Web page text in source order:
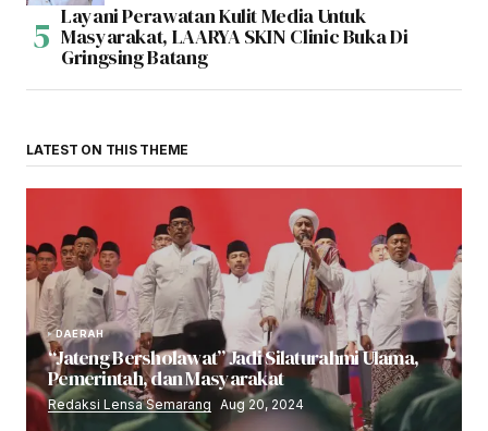
Layani Perawatan Kulit Media Untuk
Masyarakat, LAARYA SKIN Clinic Buka Di
Gringsing Batang
LATEST ON THIS THEME
DAERAH
“Jateng Bersholawat” Jadi Silaturahmi Ulama,
Pemerintah, dan Masyarakat
Redaksi Lensa Semarang Aug 20, 2024